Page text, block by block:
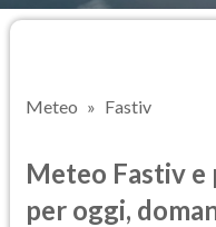
Meteo Fastiv
Meteo Fastiv
per oggi,